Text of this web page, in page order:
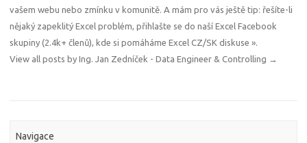
vašem webu nebo zmínku v komunitě. A mám pro vás ještě tip: řešíte-li
nějaký zapeklitý Excel problém, přihlašte se do naší Excel Facebook
skupiny (2.4k+ členů), kde si pomáháme Excel CZ/SK diskuse ».
View all posts by Ing. Jan Zedníček - Data Engineer & Controlling →
Navigace